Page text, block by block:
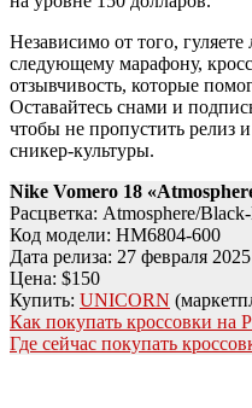
Независимо от того,
следующему марафону,
отзывчивость, которые
Оставайтесь снами и
чтобы не пропустить релиз
сникер-культуры.
Nike Vomero 18
Расцветка: Atmosphere/
Код модели: HM6804-600
Дата релиза: 27 февраля 2025
Цена: $150
Купить: UNICORN
Как покупать кроссовки на
Где сейчас покупать